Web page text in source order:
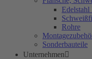
Edelstahl
Rohre
Sonderbauteile
Unternehmen